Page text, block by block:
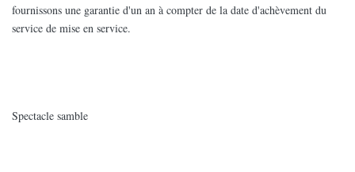
fournissons une garantie d'un an à compter de la date d'achèvement du
service de mise en service.
Spectacle samble